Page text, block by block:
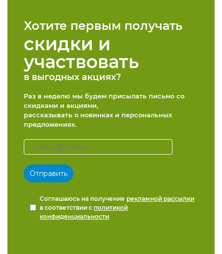
Хотите первым получать
скидки и
участвовать
в выгодных акциях?
Раз в неделю мы будем присылать письмо со
скидками и акциями,
рассказывать о новинках и персональных
предложениях.
Соглашаюсь на получение рекламной рассылки
в соответствии с политикой
конфиденциальности